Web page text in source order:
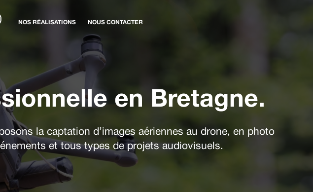
NOS RÉALISATIONS NOUS CONTACTER
en Bretagne.
la captation d’images aériennes au drone, en photo
et tous types de projets audiovisuels.